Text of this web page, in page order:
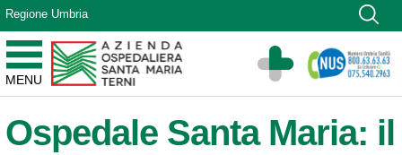
Vai ai contenuti
Vai al menu di navigazione
Vai al footer
Regione Umbria
MENU
Azienda Ospedaliera Santa Maria di Terni
Sito Istituzionale
Ospedale Santa Maria: il